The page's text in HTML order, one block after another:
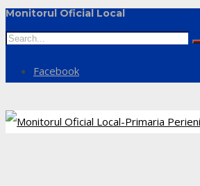
Monitorul Oficial Local
Facebook